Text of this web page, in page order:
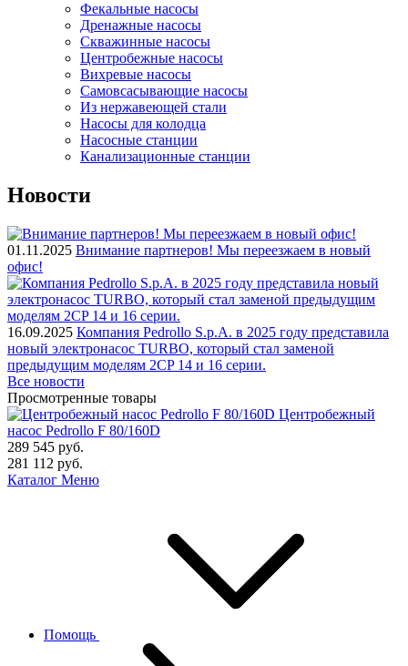
Фекальные насосы
Дренажные насосы
Скважинные насосы
Центробежные насосы
Вихревые насосы
Самовсасывающие насосы
Из нержавеющей стали
Насосы для колодца
Насосные станции
Канализационные станции
Новости
01.11.2025 Внимание партнеров! Мы переезжаем в новый
офис!
16.09.2025 Компания Pedrollo S.p.A. в 2025 году представила
новый электронасос TURBO, который стал заменой
предыдущим моделям 2CP 14 и 16 серии.
Все новости
Просмотренные товары
Центробежный
насос Pedrollo F 80/160D
289 545 руб.
281 112 руб.
Каталог Меню
Помощь